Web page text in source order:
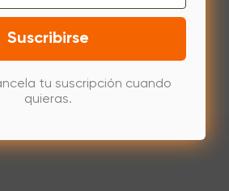
Suscribirse
tu suscripción cuando
quieras.